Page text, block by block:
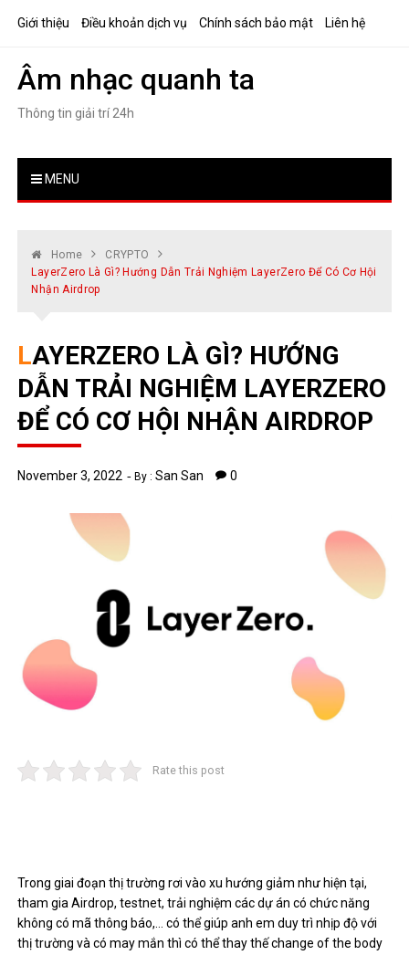
Giới thiệu Điều khoản dịch vụ Chính sách bảo mật Liên hệ
Âm nhạc quanh ta
Thông tin giải trí 24h
MENU
Home
CRYPTO
LayerZero Là Gì? Hướng Dẫn Trải Nghiệm LayerZero Để Có Cơ Hội
Nhận Airdrop
LAYERZERO LÀ GÌ? HƯỚNG
DẪN TRẢI NGHIỆM LAYERZERO
ĐỂ CÓ CƠ HỘI NHẬN AIRDROP
November 3, 2022 By :San San 0
Rate this post
Trong giai đoạn thị trường rơi vào xu hướng giảm như hiện tại,
tham gia Airdrop, testnet, trải nghiệm các dự án có chức năng
không có mã thông báo,… có thể giúp anh em duy trì nhịp độ với
thị trường và có may mắn thì có thể thay thế change of the body